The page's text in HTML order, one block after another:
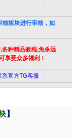
核板块进行审核，如
种精品教程,免杀远
享受众多福利！
系官方TG客服
】